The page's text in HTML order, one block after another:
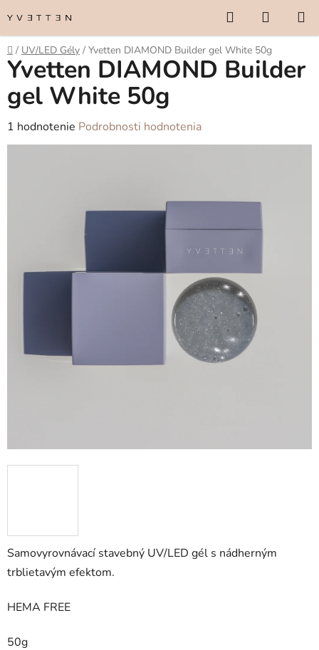
na
obsah
Hľadať
KOŠÍK
Domov
/ UV/LED Gély / Yvetten DIAMOND Builder gel White 50g
Samovyrovnávací stavebný UV/LED gél s nádherným
trblietavým efektom.
HEMA FREE
50g
Yvetten DIAMOND Builder
gel White 50g
Priemerné
hodnotenie
1 hodnotenie Podrobnosti hodnotenia